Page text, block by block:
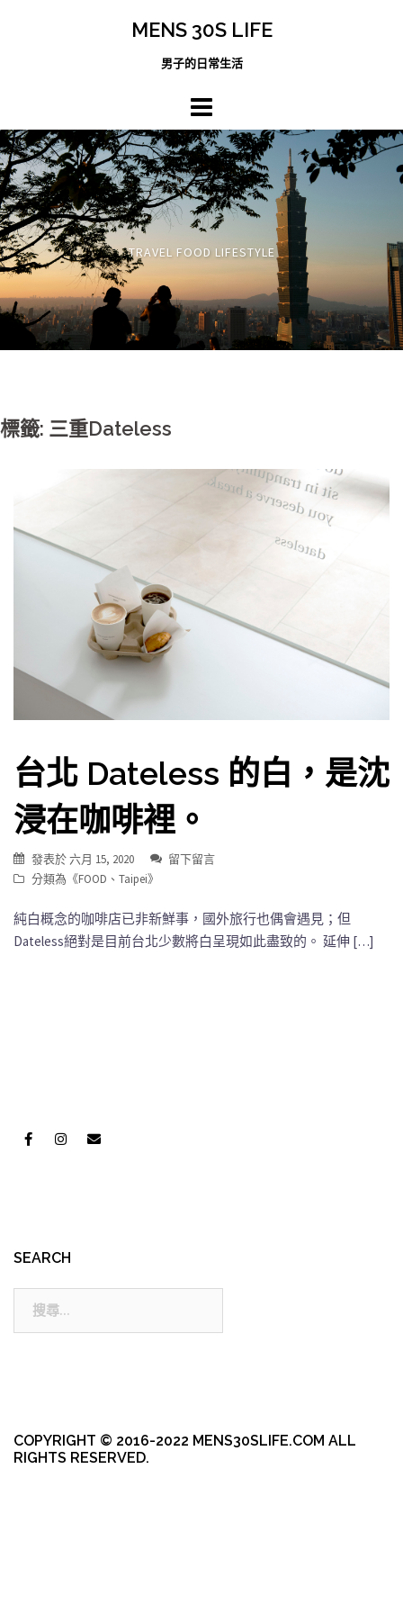
MENS 30S LIFE
男子的日常生活
TRAVEL FOOD LIFESTYLE
標籤: 三重Dateless
台北 Dateless 的白，是沈
浸在咖啡裡。
發表於六月 15, 2020
留下留言
分類為《FOOD 、 Taipei》
純白概念的咖啡店已非新鮮事，國外旅行也偶會遇見；但
Dateless絕對是目前台北少數將白呈現如此盡致的。 延伸 […]
SEARCH
COPYRIGHT © 2016-2022 MENS30SLIFE.COM ALL
RIGHTS RESERVED.